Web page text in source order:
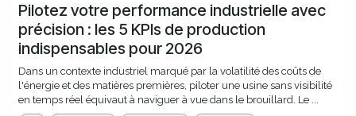
Pilotez votre performance industrielle avec
précision : les 5 KPIs de production
indispensables pour 2026
Dans un contexte industriel marqué par la volatilité des coûts de
l'énergie et des matières premières, piloter une usine sans visibilité
en temps réel équivaut à naviguer à vue dans le brouillard. Le ...